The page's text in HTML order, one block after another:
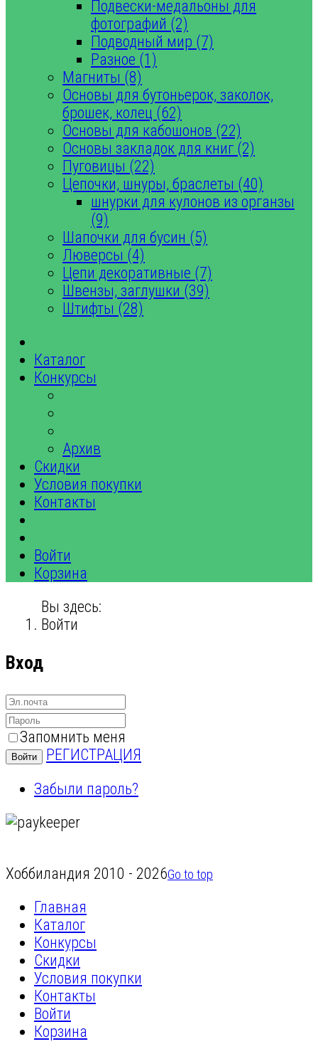
Подвески-медальоны для
фотографий (2)
Подводный мир (7)
Разное (1)
Магниты (8)
Основы для бутоньерок, заколок,
брошек, колец (62)
Основы для кабошонов (22)
Основы закладок для книг (2)
Пуговицы (22)
Цепочки, шнуры, браслеты (40)
шнурки для кулонов из органзы
(9)
Шапочки для бусин (5)
Люверсы (4)
Цепи декоративные (7)
Швензы, заглушки (39)
Штифты (28)
Каталог
Конкурсы
Архив
Скидки
Условия покупки
Контакты
Войти
Корзина
Вы здесь:
Войти
Вход
Запомнить меня
Войти
РЕГИСТРАЦИЯ
Забыли пароль?
Хоббиландия 2010 - 2026Go to top
Главная
Каталог
Конкурсы
Скидки
Условия покупки
Контакты
Войти
Корзина